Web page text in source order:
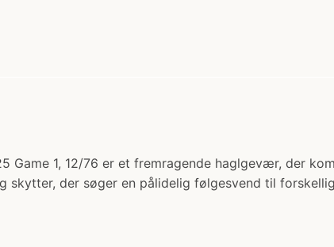
Game 1, 12/76 er et fremragende haglgevær, der
der søger en pålidelig følgesvend til